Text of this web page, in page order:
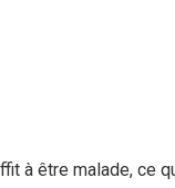
à être malade, ce